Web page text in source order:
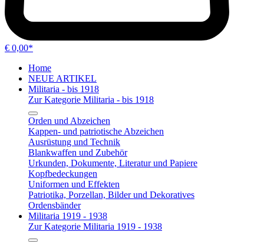
€ 0,00*
Home
NEUE ARTIKEL
Militaria - bis 1918
Zur Kategorie Militaria - bis 1918
Orden und Abzeichen
Kappen- und patriotische Abzeichen
Ausrüstung und Technik
Blankwaffen und Zubehör
Urkunden, Dokumente, Literatur und Papiere
Kopfbedeckungen
Uniformen und Effekten
Patriotika, Porzellan, Bilder und Dekoratives
Ordensbänder
Militaria 1919 - 1938
Zur Kategorie Militaria 1919 - 1938